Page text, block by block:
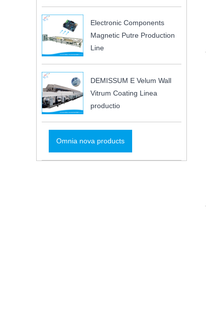
Electronic Components
Magnetic Putre Production
Line
DEMISSUM E Velum Wall
Vitrum Coating Linea
productio
Omnia nova products